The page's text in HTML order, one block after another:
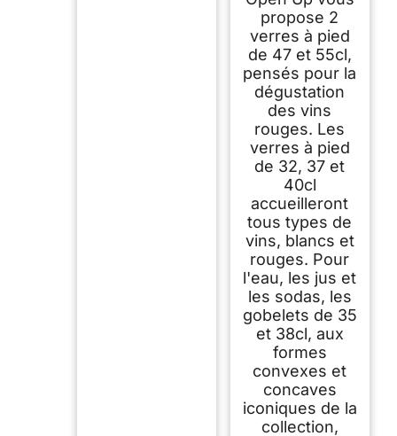
propose 2
verres à pied
de 47 et 55cl,
pensés pour la
dégustation
des vins
rouges. Les
verres à pied
de 32, 37 et
40cl
accueilleront
tous types de
vins, blancs et
rouges. Pour
l'eau, les jus et
les sodas, les
gobelets de 35
et 38cl, aux
formes
convexes et
concaves
iconiques de la
collection,